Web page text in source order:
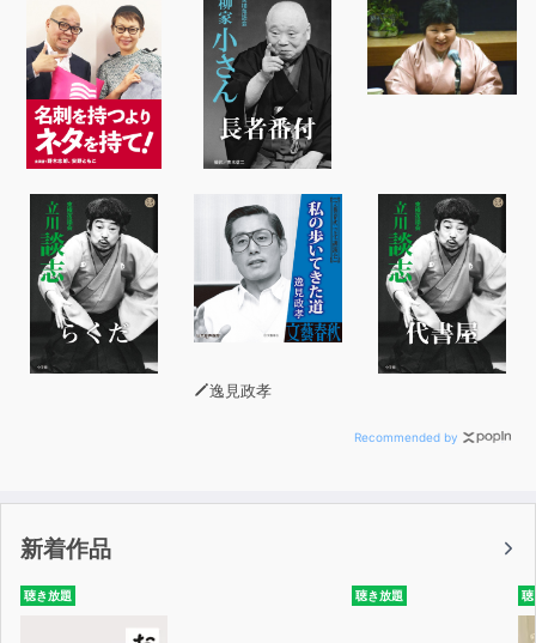
逸見政孝
Recommended by
新着作品
聴き放題 聴き放題 聴